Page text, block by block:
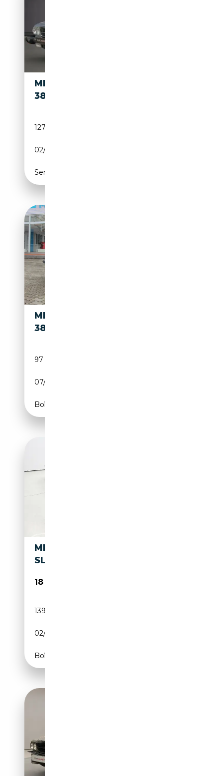
MERCEDES-BENZ SL
380
127 460 km
02/1983
Semi-automatique
MERCEDES-BENZ SL
380
97 000 km
07/1983
Boîte automatique
MERCEDES-BENZ SL 380 380
SL - ONLINE AUCTION
18 500€
139 833 km
02/1982
Boîte automatique